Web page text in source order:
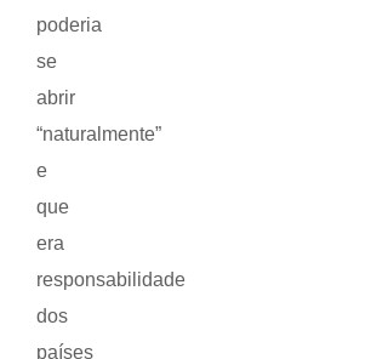
poderia
se
abrir
“naturalmente”
e
que
era
responsabilidade
dos
países